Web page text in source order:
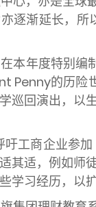
逐渐延长，
本年度特别
Penny的历险
巡回演出，以
吁工商企业参
其适，例如师
学习经历，以